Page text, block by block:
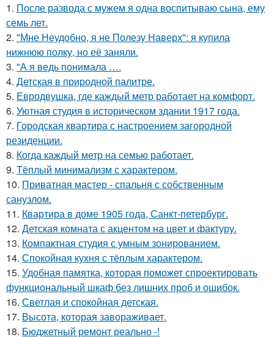
1. После развода с мужем я одна воспитываю сына, ему
семь лет.
2. "Мне Неудобно, я не Полезу Наверх": я купила
нижнюю полку, но её заняли.
3. "А я ведь понимала ….
4. Детская в природной палитре.
5. Евродвушка, где каждый метр работает на комфорт.
6. Уютная студия в историческом здании 1917 года.
7. Городская квартира с настроением загородной
резиденции.
8. Когда каждый метр на семью работает.
9. Тёплый минимализм с характером.
10. Приватная мастер - спальня с собственным
санузлом.
11. Квартира в доме 1905 года, Санкт-петербург.
12. Детская комната с акцентом на цвет и фактуру.
13. Компактная студия с умным зонированием.
14. Спокойная кухня с тёплым характером.
15. Удобная памятка, которая поможет спроектировать
функциональный шкаф без лишних проб и ошибок.
16. Светлая и спокойная детская.
17. Высота, которая завораживает.
18. Бюджетный ремонт реально -!